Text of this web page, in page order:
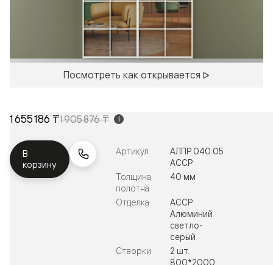
Посмотреть как открывается
1 655 186 ₸1 905 876 ₸ i
В
корзину
Артикул
АЛПР 040.05
АССР
Толщина
полотна
40 мм
Отделка
АССР
Алюминий
светло-
серый
Створки
2 шт.
800*2000